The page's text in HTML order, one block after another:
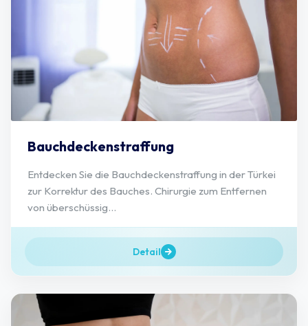
Bauchdeckenstraffung
Entdecken Sie die Bauchdeckenstraffung in der Türkei
zur Korrektur des Bauches. Chirurgie zum Entfernen
von überschüssig...
Detail